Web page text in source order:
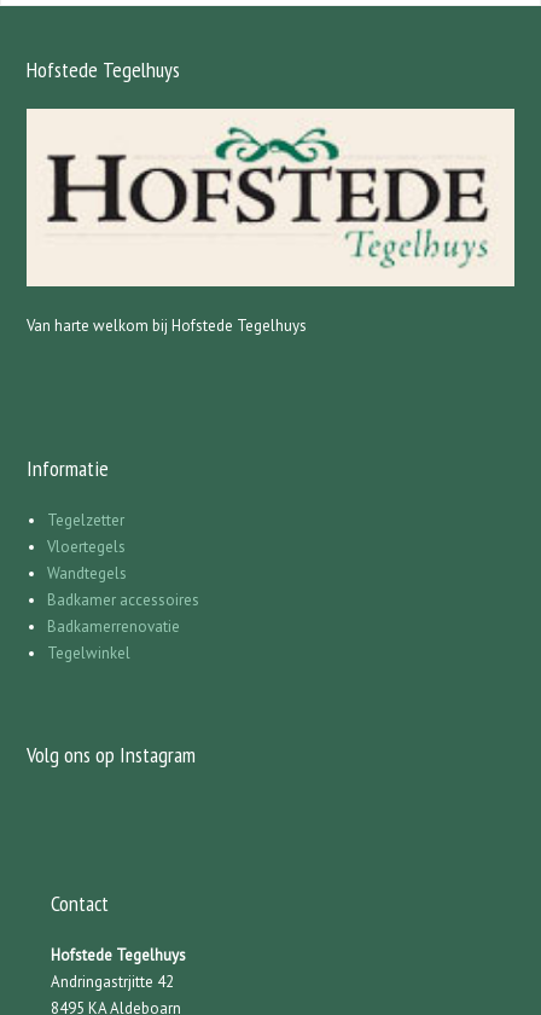
Hofstede Tegelhuys
Van harte welkom bij Hofstede Tegelhuys
Informatie
Tegelzetter
Vloertegels
Wandtegels
Badkamer accessoires
Badkamerrenovatie
Tegelwinkel
Volg ons op Instagram
Contact
Hofstede Tegelhuys
Andringastrjitte 42
8495 KA Aldeboarn